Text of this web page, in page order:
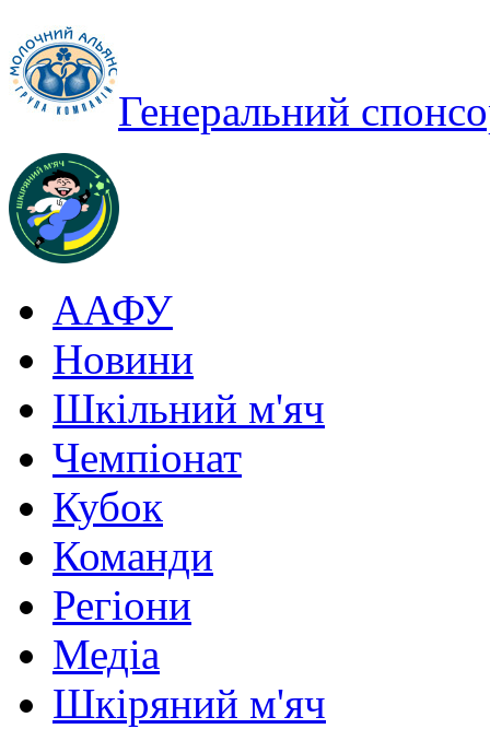
Генеральний
ААФУ
Новини
Шкільний м'яч
Чемпіонат
Кубок
Команди
Регіони
Медіа
Шкіряний м'яч